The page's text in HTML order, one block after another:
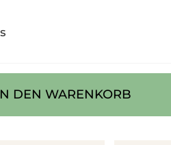
DEN WARENKORB